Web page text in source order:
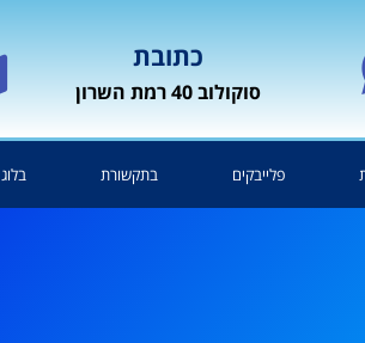
כתובת
סוקולוב 40 רמת השרון
פלייבקים בתקשורת בלוג